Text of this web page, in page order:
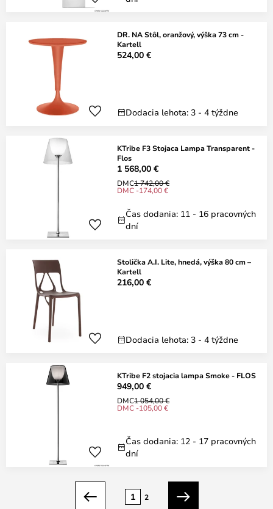
DR. NA Stôl, oranžový, výška 73 cm -
Kartell
524,00 €
Dodacia lehota: 3 - 4 týždne
KTribe F3 Stojaca Lampa Transparent -
Flos
1 568,00 €
DMC1 742,00 €
DMC -174,00 €
Čas dodania: 11 - 16 pracovných
dní
Stolička A.I. Lite, hnedá, výška 80 cm –
Kartell
216,00 €
Dodacia lehota: 3 - 4 týždne
KTribe F2 stojacia lampa Smoke - FLOS
949,00 €
DMC1 054,00 €
DMC -105,00 €
Čas dodania: 12 - 17 pracovných
dní
Predchádzajúci
1 2
Ďalší